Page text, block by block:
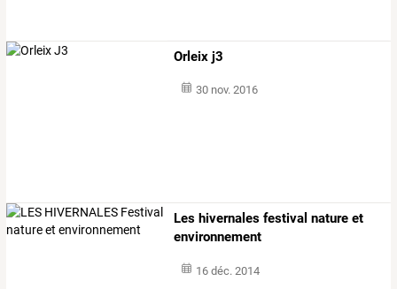
Orleix j3
30 nov. 2016
Les hivernales festival nature et
environnement
16 déc. 2014